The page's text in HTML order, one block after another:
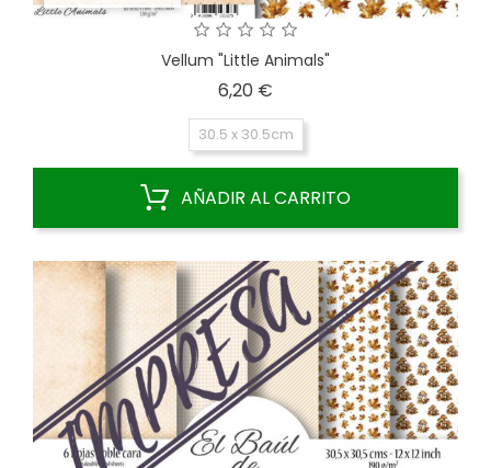
Vellum "Little Animals"
6,20 €
30.5 x 30.5cm
AÑADIR AL CARRITO